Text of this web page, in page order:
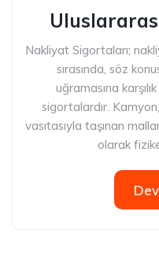
Nakliyat Sigortaları;
sırasında, söz
uğramasına
sigortalardır.
vasıtasıyla taşınan
olarak